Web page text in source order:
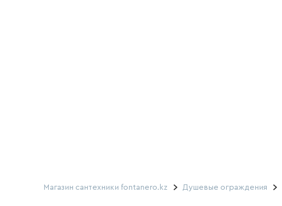
Магазин сантехники fontanero.kz Душевые ограждения